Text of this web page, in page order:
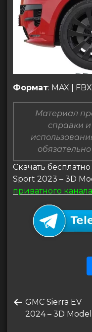
Формат: MAX |
Материал
справки
Скачать
Sport 2023 – 3D
приватного канала
по
записям
Предыдущая
запись
GMC Sierra EV
2024 – 3D Model